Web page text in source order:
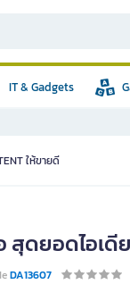
IT & Gadgets
ให้ขายดี
สุดยอดไอเดี
DA13607